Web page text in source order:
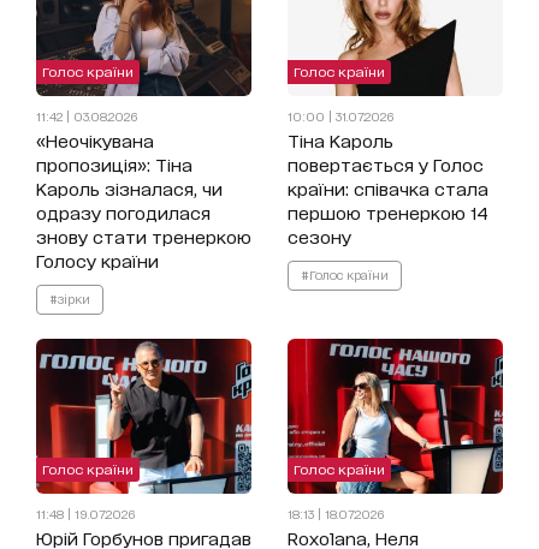
Голос країни
11:42 | 03.08.2026
«Неочікувана
пропозиція»: Тіна
Кароль зізналася, чи
одразу погодилася
знову стати тренеркою
Голосу країни
#зірки
Голос країни
10:00 | 31.07.2026
Тіна Кароль
повертається у Голос
країни: співачка стала
першою тренеркою 14
сезону
#Голос країни
Голос країни
11:48 | 19.07.2026
Юрій Горбунов пригадав
Голос країни
18:13 | 18.07.2026
Roxolana, Неля